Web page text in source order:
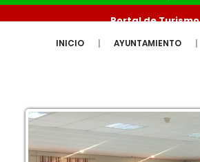
Portal de Turismo
INICIO AYUNTAMIENTO